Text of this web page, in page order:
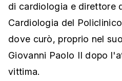
di cardiologia e direttore
Cardiologia del
dove curò, proprio nel
Giovanni Paolo II dopo
vittima.